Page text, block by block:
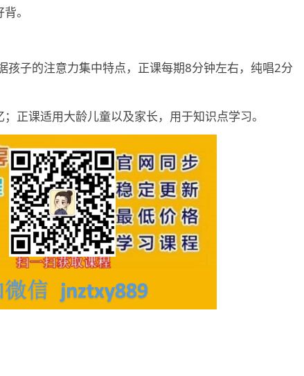
。
子的注意力集中特点，正课每期8分钟左右，纯唱2分
正课适用大龄儿童以及家长，用于知识点学习。